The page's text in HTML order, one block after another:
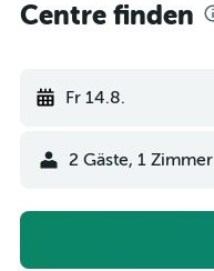
Centre finden
Fr 14.8.
2 Gäste, 1 Zimmer